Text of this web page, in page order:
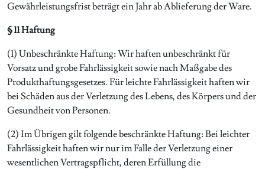
Gewährleistungsfrist beträgt ein Jahr ab Ablieferung der Ware.
§ 11 Haftung
(1) Unbeschränkte Haftung: Wir haften unbeschränkt für
Vorsatz und grobe Fahrlässigkeit sowie nach Maßgabe des
Produkthaftungsgesetzes. Für leichte Fahrlässigkeit haften wir
bei Schäden aus der Verletzung des Lebens, des Körpers und der
Gesundheit von Personen.
(2) Im Übrigen gilt folgende beschränkte Haftung: Bei leichter
Fahrlässigkeit haften wir nur im Falle der Verletzung einer
wesentlichen Vertragspflicht, deren Erfüllung die